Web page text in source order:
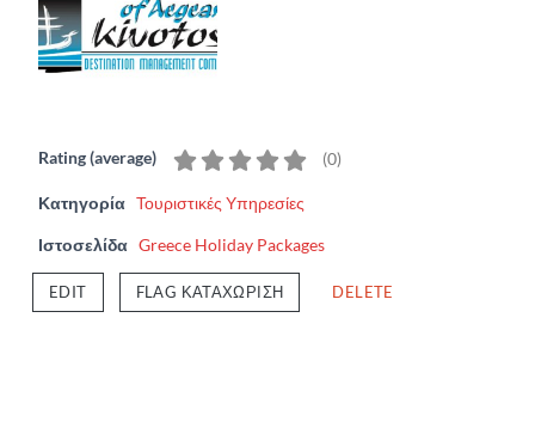
Rating (average) (0)
Κατηγορία Τουριστικές Υπηρεσίες
Ιστοσελίδα Greece Holiday Packages
EDIT FLAG ΚΑΤΑΧΏΡΙΣΗ DELETE